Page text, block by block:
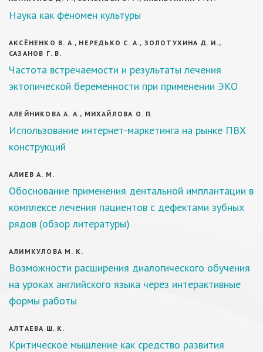
Наука как феномен культуры
АКСЁНЕНКО В. А., НЕРЕДЬКО С. А., ЗОЛОТУХИНА Д. И.,
САЗАНОВ Г. В.
Частота встречаемости и результаты лечения
эктопической беременности при применении ЭКО
АЛЕЙНИКОВА А. А., МИХАЙЛОВА О. П.
Использование интернет-маркетинга на рынке ПВХ
конструкций
АЛИЕВ А. М.
Обоснование применения дентальной имплантации в
комплексе лечения пациентов с дефектами зубных
рядов (обзор литературы)
АЛИМКУЛОВА М. К.
Возможности расширения диалогического обучения
на уроках английского языка через интерактивные
формы работы
АЛТАЕВА Ш. К.
Критическое мышление как средство развития